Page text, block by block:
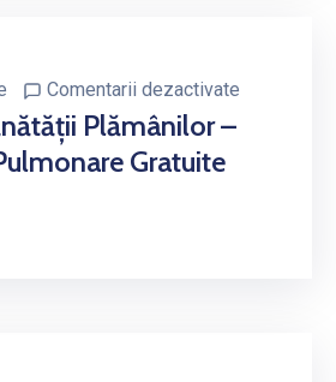
Comentarii dezactivate
Plămânilor –
Gratuite